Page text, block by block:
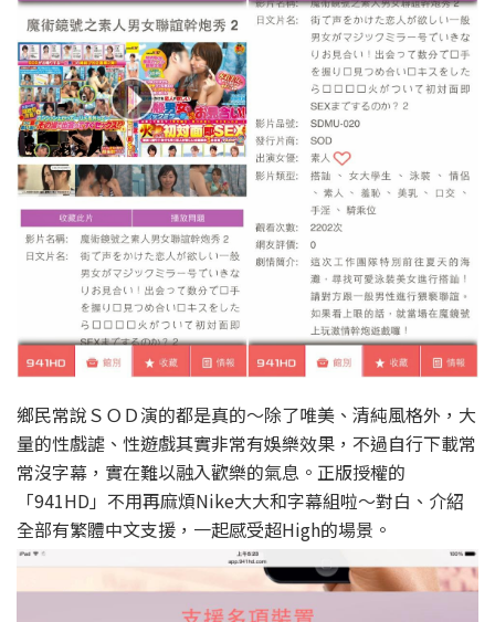
鄉民常說ＳＯＤ演的都是真的～除了唯美、清純風格外，大
量的性戲謔、性遊戲其實非常有娛樂效果，不過自行下載常
常沒字幕，實在難以融入歡樂的氣息。正版授權的
「941HD」不用再麻煩Nike大大和字幕組啦～對白、介紹
全部有繁體中文支援，一起感受超High的場景。